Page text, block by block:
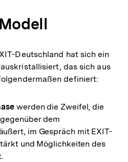
Deutschland hat sich ein
das sich aus
definiert:
werden die Zweifel, die
dem
im Gespräch mit EXIT-
und Möglichkeiten des